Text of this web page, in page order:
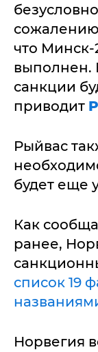
что
выполнен.
санкции
приводит
Рыйвас
будет еще
Как
ранее,
список 19
Норвегия